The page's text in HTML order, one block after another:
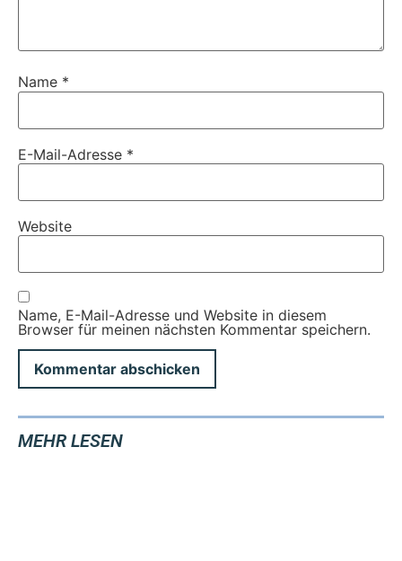
Name *
E-Mail-Adresse *
Website
Name, E-Mail-Adresse und Website in diesem
Browser für meinen nächsten Kommentar speichern.
MEHR LESEN